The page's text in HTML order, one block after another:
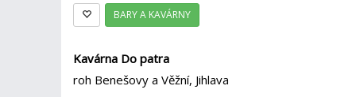
BARY A KAVÁRNY
Kavárna Do patra
roh Benešovy a Věžní, Jihlava